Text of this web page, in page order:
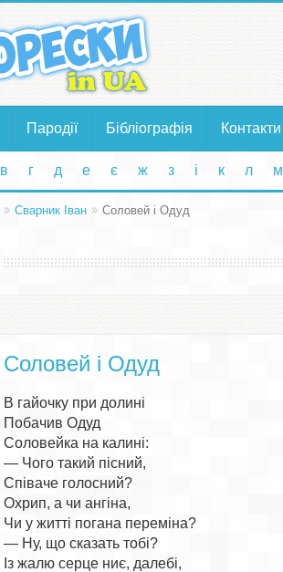
Пародії Бібліографія Контакти
в г д е є ж з і к л м
Сварник Іван Соловей і Одуд
Соловей і Одуд
В гайочку при долині
Побачив Одуд
Соловейка на калині:
— Чого такий пісний,
Співаче голосний?
Охрип, а чи ангіна,
Чи у житті погана переміна?
— Ну, що сказать тобі?
Із жалю серце ниє, далебі,